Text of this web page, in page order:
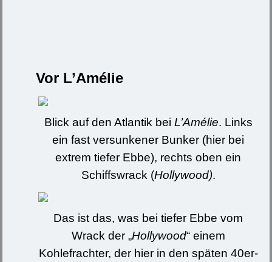
Vor L’Amélie
Blick auf den Atlantik bei L’Amélie. Links
ein fast versunkener Bunker (hier bei
extrem tiefer Ebbe), rechts oben ein
Schiffswrack (Hollywood).
Das ist das, was bei tiefer Ebbe vom
Wrack der „Hollywood“ einem
Kohlefrachter, der hier in den späten 40er-